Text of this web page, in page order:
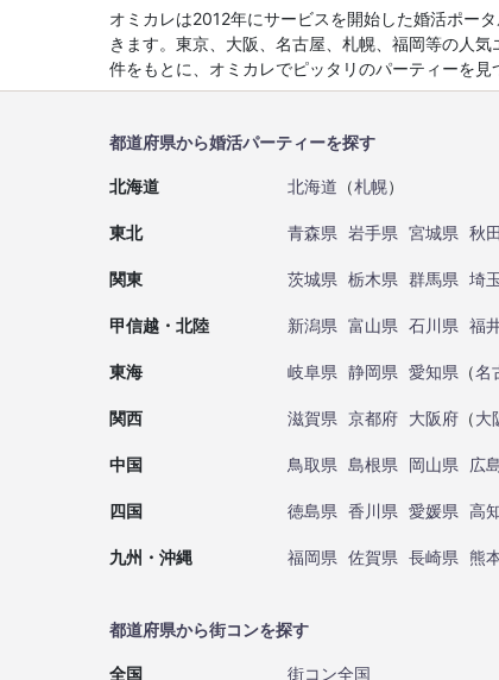
オミカレは2012年にサービスを開始した婚活ポー
きます。東京、大阪、名古屋、札幌、福岡等の人
件をもとに、オミカレでピッタリのパーティーを見
都道府県から婚活パーティーを探す
北海道 北海道 （札幌）
東北 青森県 岩手県 宮城県 秋
関東 茨城県 栃木県 群馬県 埼
甲信越・北陸 新潟県 富山県 石川県 福
東海 岐阜県 静岡県 愛知県 （名
関西 滋賀県 京都府 大阪府 （大
中国 鳥取県 島根県 岡山県 広
四国 徳島県 香川県 愛媛県 高
九州・沖縄 福岡県 佐賀県 長崎県 熊
都道府県から街コンを探す
全国 街コン全国